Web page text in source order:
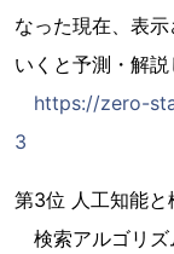
なった現在、表
いくと予測・解説
https://zero-
3
第3位 人工知能と
検索アルゴリズ